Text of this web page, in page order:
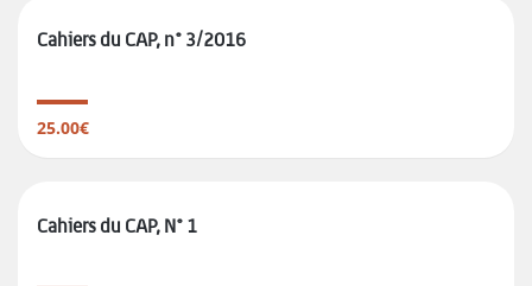
Cahiers du CAP, n° 3/2016
25.00€
Cahiers du CAP, N° 1